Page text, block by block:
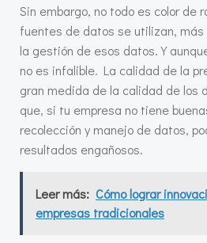
Sin embargo, no todo es color de
fuentes de datos se utilizan, más
la gestión de esos datos. Y
no es infalible. La calidad de la
gran medida de la calidad de los
que, si tu empresa no tiene
recolección y manejo de datos,
resultados engañosos.
Leer más: Cómo lograr
empresas tradicionales